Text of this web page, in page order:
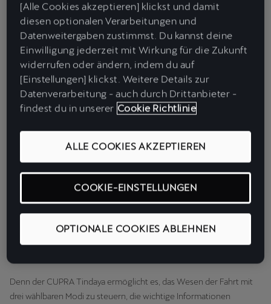
Im Zentrum des Konzepts steht auch eine radikale, aber einfache
„No Drivers, No CUPRA.“
Die vollständig auf den Menschen
bezogene Architektur stellt in jeder Hinsicht diejenigen ins
Zentrum, für die wir Autos bauen. Ein rennsportlich inspiriertes
Lenkrad übergibt ihnen die Herrschaft. Verstärkt wird die
Verbindung zwischen Mensch und Maschine durch
phygitale Interaktion– eine Verschmelzung von
physischem und digitalem Erlebnis. Das Herzstück bildet
Jewel“,ein sensorisches, symbolisches Glasprisma, das das
Fahrzeug zum Leben erweckt und die Fahrmodi anpasst.
Denn der CUPRA Tindaya ermöglicht es, das Wesen der Fahrt mit
drei wählbaren Modi zu steuern, die wichtige Informationen
[Alle Cookies akzeptieren] klickst und damit
diesen optionalen Verarbeitungen und
Datenweitergaben zustimmst. Du kannst deine
Einwilligung jederzeit mit Wirkung für die Zukunft
widerrufen oder ändern, indem du auf
[Einstellungen] klickst. Weitere Details zur
Datenverarbeitung - auch durch Drittanbieter -
findest du in unserer Cookie Richtlinie
OPTIONALE COOKIES ABLEHNEN
ALLE COOKIES AKZEPTIEREN
COOKIE-EINSTELLUNGEN